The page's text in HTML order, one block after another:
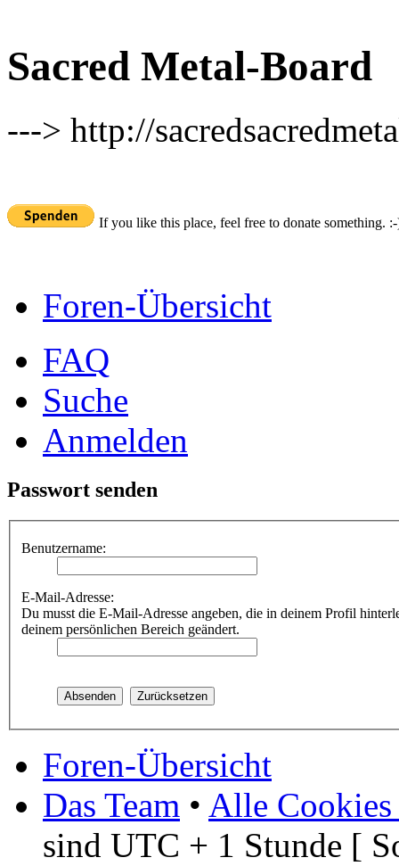
Sacred Metal-Board
---> http://
If you like this place, feel free to donate something.
Foren-Übersicht
FAQ
Suche
Anmelden
Passwort senden
Benutzername:
E-Mail-Adresse:
Du musst die E-Mail-Adresse angeben, die in deinem Profil
deinem persönlichen Bereich geändert.
Foren-Übersicht
Das Team • Alle Cookies
sind UTC + 1 Stunde [